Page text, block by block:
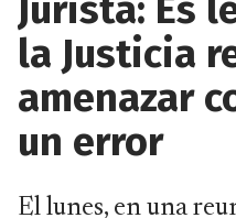
Jurista: Es
la Justicia
amenazar
un error
El lunes, en una